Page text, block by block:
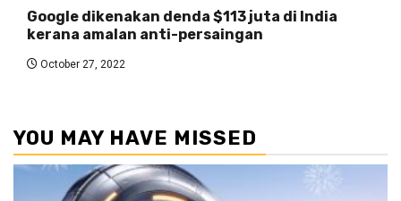
Google dikenakan denda $113 juta di India
kerana amalan anti-persaingan
October 27, 2022
YOU MAY HAVE MISSED